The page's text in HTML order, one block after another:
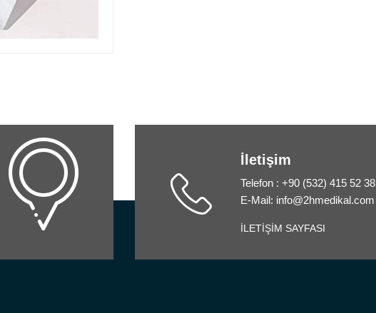
İletişim
Telefon : +90 (532) 415 52 38
E-Mail: info@2hmedikal.com
İLETİŞİM SAYFASI